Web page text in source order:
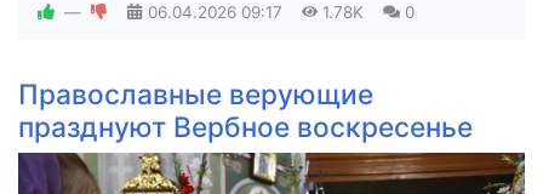
— 06.04.2026 09:17 1.78K 0
Православные верующие
празднуют Вербное воскресенье